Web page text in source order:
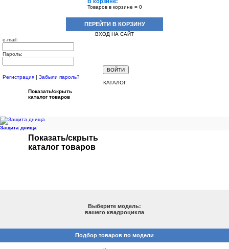
Товаров в корзине = 0
ПЕРЕЙТИ В КОРЗИНУ
ВХОД НА САЙТ
e-mail:
Пароль:
Регистрация
Забыли пароль?
КАТАЛОГ
Показать/скрыть
каталог товаров
Защита днища
Показать/скрыть
каталог товаров
Выберите модель:
вашего квадроцикла
Подбор товаров по модели